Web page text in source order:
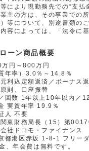
により現勤務先での“支
主の方は、その事業での
等について、別途書類の
容によっては、「法令に
ーン商品概要
円～800万円
年率）3.0％～14.8％
利込定額返済／ボーナス
則、口座振替
回数 1年以上10年以内／
実質年率 19.9％
人 不要
東財務局長（15）第
社ドコモ・ファイナンス
都港区赤坂 1-8-1 フリー
、年会費は無料です。